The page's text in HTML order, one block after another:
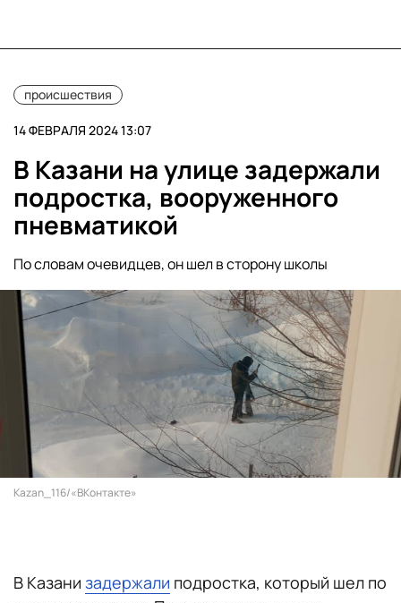
происшествия
14 ФЕВРАЛЯ 2024 13:07
В Казани на улице задержали
подростка, вооруженного
пневматикой
По словам очевидцев, он шел в сторону школы
Kazan_116/«ВКонтакте»
В Казани задержали подростка, который шел по